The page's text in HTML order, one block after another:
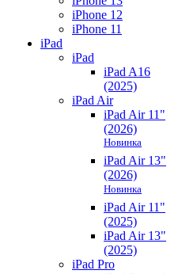
iPhone 12
iPhone 11
iPad
iPad
iPad A16
(2025)
iPad Air
iPad Air 11"
(2026)
Новинка
iPad Air 13"
(2026)
Новинка
iPad Air 11"
(2025)
iPad Air 13"
(2025)
iPad Pro